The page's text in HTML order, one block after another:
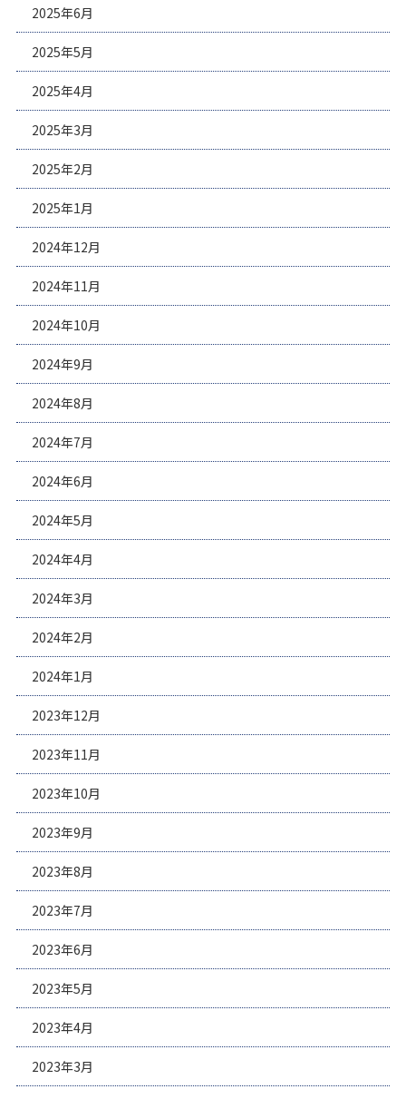
2025年6月
2025年5月
2025年4月
2025年3月
2025年2月
2025年1月
2024年12月
2024年11月
2024年10月
2024年9月
2024年8月
2024年7月
2024年6月
2024年5月
2024年4月
2024年3月
2024年2月
2024年1月
2023年12月
2023年11月
2023年10月
2023年9月
2023年8月
2023年7月
2023年6月
2023年5月
2023年4月
2023年3月